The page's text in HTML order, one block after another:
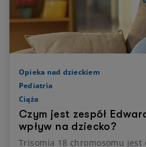
Opieka nad dzieckiem
Pediatria
Ciąża
Czym jest zespół
wpływ na dziecko?
Trisomia 18 chromosomu